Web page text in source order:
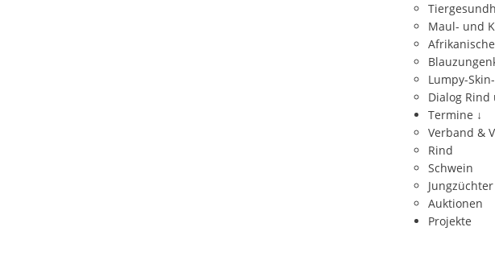
Maul- und
Lumpy-
Dialog Rind
Termine ↓
Verband &
Rind
Schwein
Jungzüchter
Auktionen
Projekte